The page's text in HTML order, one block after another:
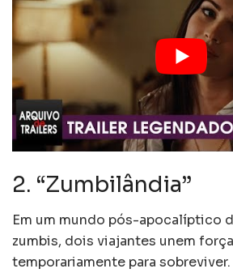
2. “Zumbilândia”
Em um mundo pós-apocalíptico
zumbis, dois viajantes unem
temporariamente para sobreviver.